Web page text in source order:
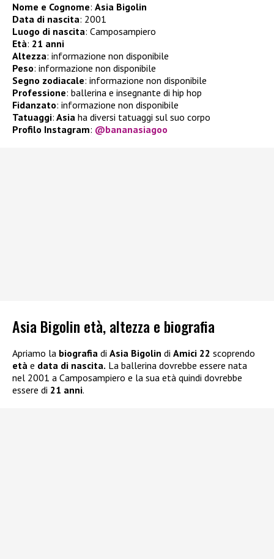
Nome e Cognome: Asia Bigolin
Data di nascita: 2001
Luogo di nascita: Camposampiero
Età: 21 anni
Altezza: informazione non disponibile
Peso: informazione non disponibile
Segno zodiacale: informazione non disponibile
Professione: ballerina e insegnante di hip hop
Fidanzato: informazione non disponibile
Tatuaggi: Asia ha diversi tatuaggi sul suo corpo
Profilo Instagram: @bananasiagoo
Asia Bigolin età, altezza e biografia
Apriamo la biografia di Asia Bigolin di Amici 22 scoprendo
età e data di nascita. La ballerina dovrebbe essere nata
nel 2001 a Camposampiero e la sua età quindi dovrebbe
essere di 21 anni.